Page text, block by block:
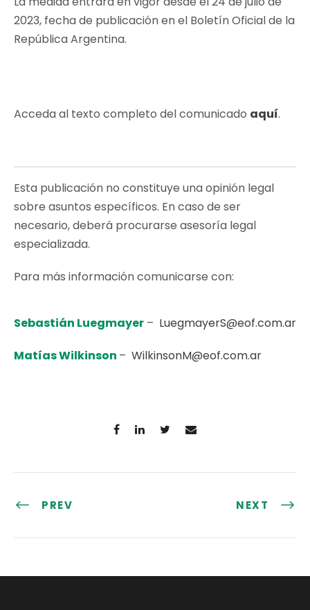
2023, fecha de publicación en el Boletín Oficial de la
República Argentina.
Acceda al texto completo del comunicado aquí.
Esta publicación no constituye una opinión legal
sobre asuntos específicos. En caso de ser
necesario, deberá procurarse asesoría legal
especializada.
Para más información comunicarse con:
Sebastián Luegmayer – LuegmayerS@eof.com.ar
Matías Wilkinson – WilkinsonM@eof.com.ar
PREV NEXT